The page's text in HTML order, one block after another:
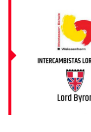
_lord_byron.jpg